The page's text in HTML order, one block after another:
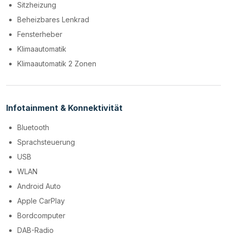
Sitzheizung
Beheizbares Lenkrad
Fensterheber
Klimaautomatik
Klimaautomatik 2 Zonen
Infotainment & Konnektivität
Bluetooth
Sprachsteuerung
USB
WLAN
Android Auto
Apple CarPlay
Bordcomputer
DAB-Radio